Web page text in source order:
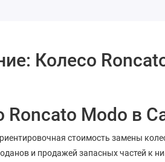
Колесо
Roncato Modo в
стоимость замены
и продажей запасных частей к